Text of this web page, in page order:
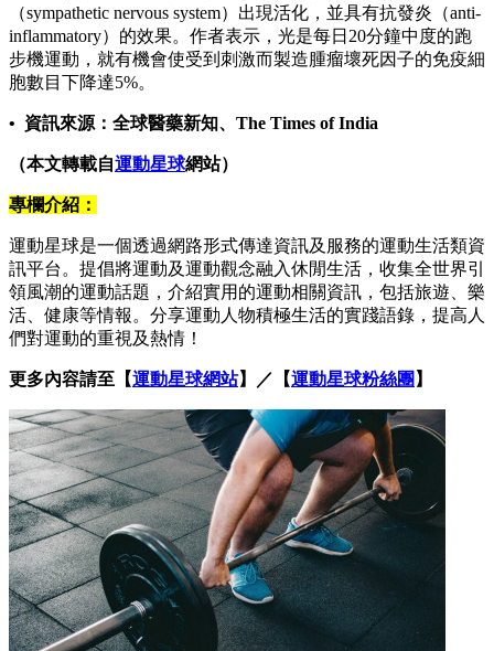
（sympathetic nervous system）出現活化，並具有抗發炎（anti-
inflammatory）的效果。作者表示，光是每日20分鐘中度的跑
步機運動，就有機會使受到刺激而製造腫瘤壞死因子的免疫細
胞數目下降達5%。
• 資訊來源：全球醫藥新知、The Times of India
（本文轉載自運動星球網站）
專欄介紹：
運動星球是一個透過網路形式傳達資訊及服務的運動生活類資
訊平台。提倡將運動及運動觀念融入休閒生活，收集全世界引
領風潮的運動話題，介紹實用的運動相關資訊，包括旅遊、樂
活、健康等情報。分享運動人物積極生活的實踐語錄，提高人
們對運動的重視及熱情！
更多內容請至【運動星球網站】／【運動星球粉絲團 】